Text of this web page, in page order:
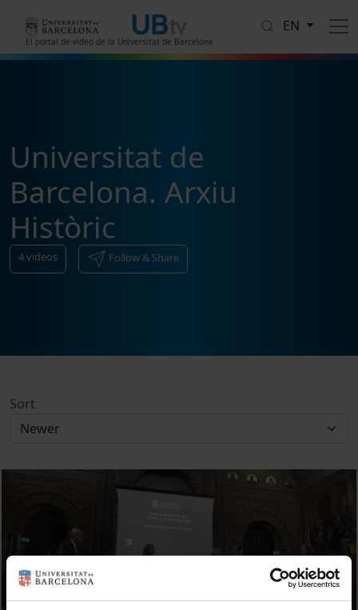
El portal de vídeo de la Universitat de Barcelona
EN
Universitat de
Barcelona. Arxiu
Històric
4videos Follow & Share
Sort